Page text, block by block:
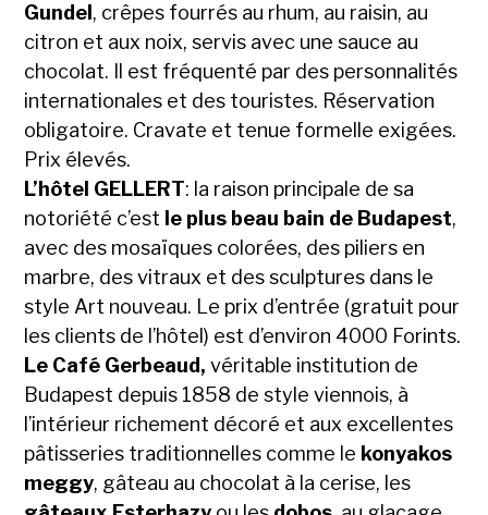
Gundel , crêpes fourrés au rhum, au raisin, au
citron et aux noix, servis avec une sauce au
chocolat. Il est fréquenté par des personnalités
internationales et des touristes. Réservation
obligatoire. Cravate et tenue formelle exigées.
Prix élevés.
L’hôtel GELLERT: la raison principale de sa
notoriété c’est le plus beau bain de Budapest,
avec des mosaïques colorées, des piliers en
marbre, des vitraux et des sculptures dans le
style Art nouveau. Le prix d’entrée (gratuit pour
les clients de l’hôtel) est d’environ 4000 Forints.
Le Café Gerbeaud,véritable institution de
Budapest depuis 1858 de style viennois, à
l’intérieur richement décoré et aux excellentes
pâtisseries traditionnelles comme le konyakos
meggy, gâteau au chocolat à la cerise, les